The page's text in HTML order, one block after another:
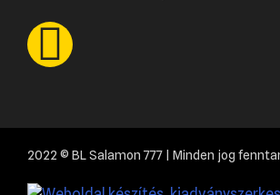
2022 © BL Salamon 777 | Minden jog